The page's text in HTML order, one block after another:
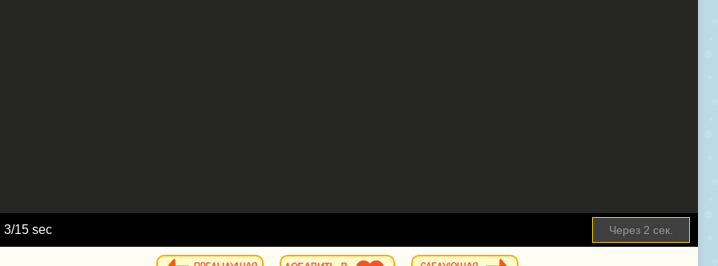
4/15 sec Через 1 сек.